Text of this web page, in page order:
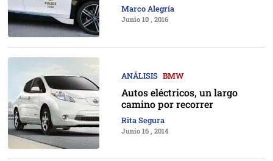
Marco Alegría
Junio 10 , 2016
ANÁLISIS BMW
Autos eléctricos, un largo
camino por recorrer
Rita Segura
Junio 16 , 2014